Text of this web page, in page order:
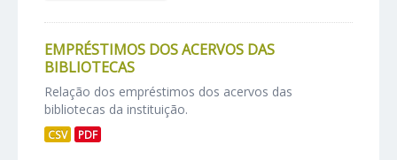
EMPRÉSTIMOS DOS ACERVOS DAS
BIBLIOTECAS
Relação dos empréstimos dos acervos das
bibliotecas da instituição.
CSV PDF